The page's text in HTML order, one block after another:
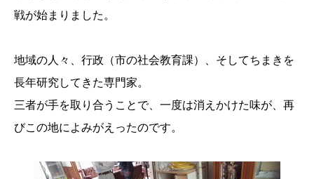
戦が始まりました。
地域の人々、行政（市の社会教育課）、そしてちまきを
長年研究してきた専門家。
三者が手を取り合うことで、一度は消えかけた味が、再
びこの地によみがえったのです。